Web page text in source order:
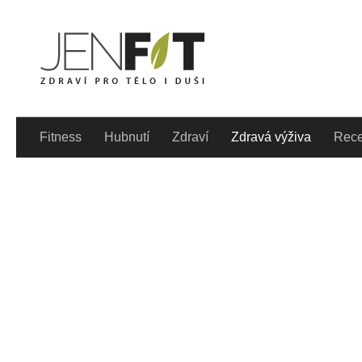
Fitness Hubnutí Zdraví Zdravá výživa